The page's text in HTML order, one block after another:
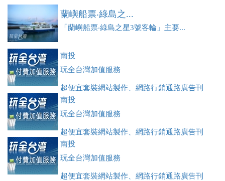
蘭嶼船票‧綠島之...
「蘭嶼船票‧綠島之星3號客輪」主要...
南投
玩全台灣加值服務
超便宜套裝網站製作、網路行銷通路廣告刊
登、訂房系統、客房委託旅行社銷售，全面優惠中....
南投
玩全台灣加值服務
超便宜套裝網站製作、網路行銷通路廣告刊
登、訂房系統、客房委託旅行社銷售，全面優惠中....
南投
玩全台灣加值服務
超便宜套裝網站製作、網路行銷通路廣告刊